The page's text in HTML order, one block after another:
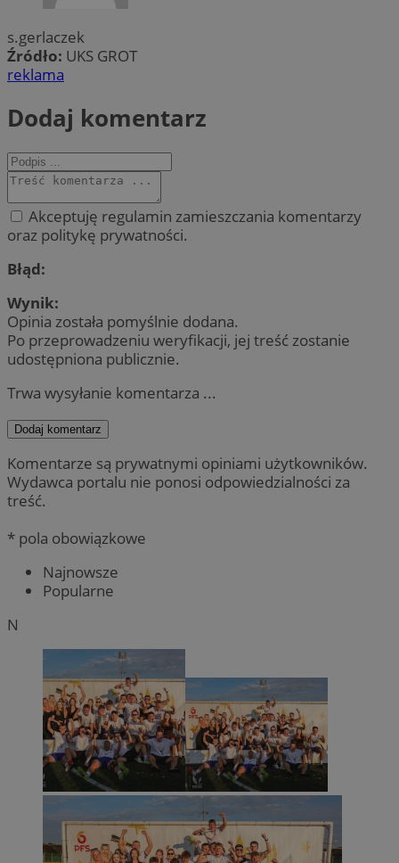
s.gerlaczek
Źródło: UKS GROT
reklama
Dodaj komentarz
Akceptuję regulamin zamieszczania komentarzy
oraz politykę prywatności.
Błąd:
Wynik:
Opinia została pomyślnie dodana.
Po przeprowadzeniu weryfikacji, jej treść zostanie
udostępniona publicznie.
Trwa wysyłanie komentarza ...
Dodaj komentarz
Komentarze są prywatnymi opiniami użytkowników.
Wydawca portalu nie ponosi odpowiedzialności za
treść.
* pola obowiązkowe
Najnowsze
Popularne
N